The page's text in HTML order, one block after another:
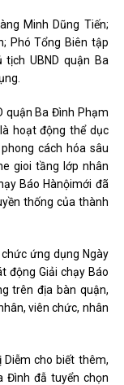
Minh Dũng Tiến;
Phó Tổng Biên tập
tịch UBND quận Ba
quận Ba Đình Phạm
hoạt động thể dục
cách hóa sâu
gioi tầng lớp nhân
Báo Hànộimới đã
thống của thành
ứng dụng Ngày
động Giải chạy Báo
trên địa bàn quận,
viên chức, nhân
Diễm cho biết thêm,
Đình đẫ tuyển chọn